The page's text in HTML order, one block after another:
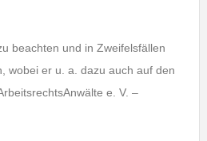
beachten und in Zweifelsfällen
wobei er u. a. dazu auch auf den
e. V. –